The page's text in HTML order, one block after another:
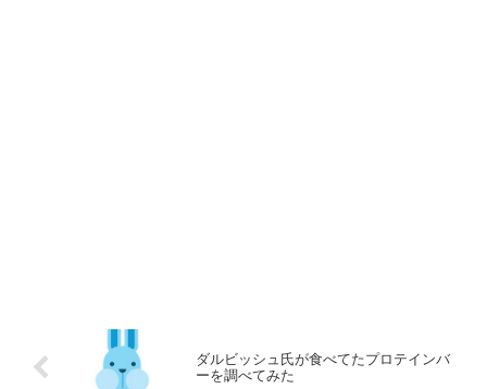
ダルビッシュ氏が食べてたプロテインバ
ーを調べてみた